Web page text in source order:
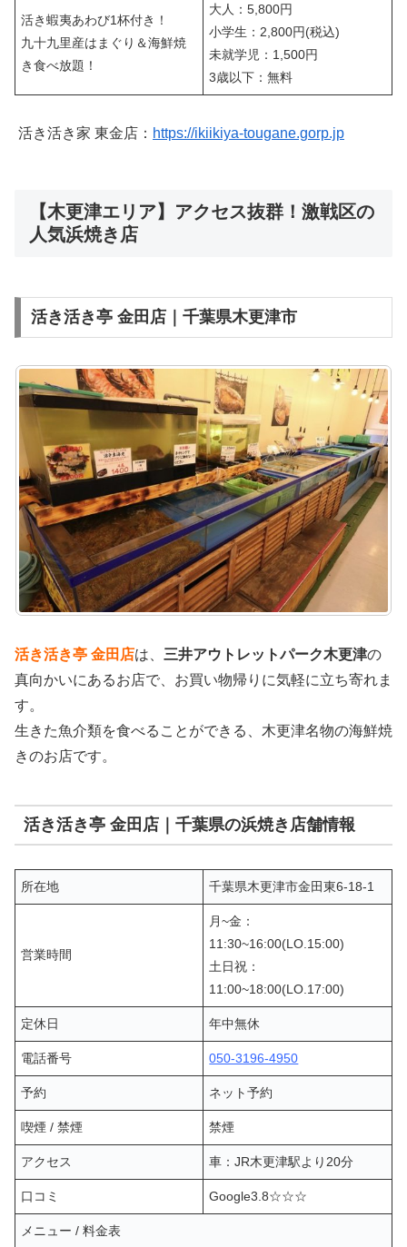
活き蝦夷あわび1杯付き！
九十九里産はまぐり＆海鮮焼
き食べ放題！
大人：5,800円
小学生：2,800円(税込)
未就学児：1,500円
3歳以下：無料
活き活き家 東金店： https://ikiikiya-tougane.gorp.jp
【木更津エリア】アクセス抜群！激戦区の
人気浜焼き店
活き活き亭 金田店｜千葉県木更津市
活き活き亭 金田店は、 三井アウトレットパーク木更津の
真向かいにあるお店で、お買い物帰りに気軽に立ち寄れま
す。
生きた魚介類を食べることができる、木更津名物の海鮮焼
きのお店です。
活き活き亭 金田店｜千葉県の浜焼き店舗情報
所在地 千葉県木更津市金田東6-18-1
営業時間
月~金：
11:30~16:00(LO.15:00)
土日祝：
11:00~18:00(LO.17:00)
定休日 年中無休
電話番号 050-3196-4950
予約 ネット予約
喫煙 / 禁煙 禁煙
アクセス 車：JR木更津駅より20分
口コミ Google3.8☆☆☆
メニュー / 料金表